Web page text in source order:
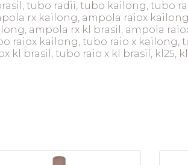
tubo radii, tubo kailong, tubo
rx kailong, ampola raiox
ampola rx kl brasil, ampola
raiox kailong, tubo raio x kailong,
kl brasil, tubo raio x kl brasil, kl25,